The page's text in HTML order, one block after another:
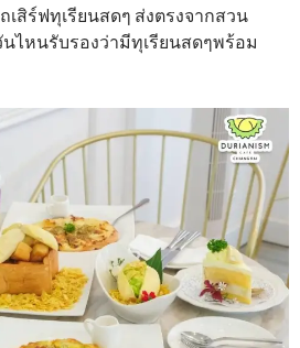
เสิร์ฟทุเรียนสดๆ ส่งตรงจากสวน
ไหนรับรองว่ามีทุเรียนสดๆพร้อม